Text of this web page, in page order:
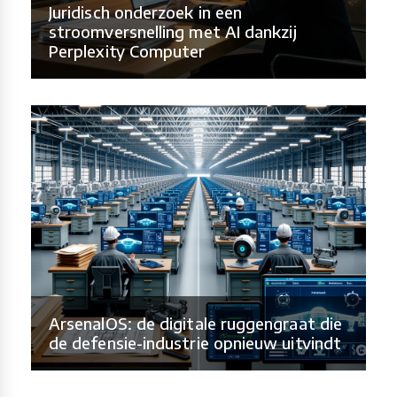
Juridisch onderzoek in een
stroomversnelling met AI dankzij
Perplexity Computer
ArsenalOS: de digitale ruggengraat die
de defensie-industrie opnieuw uitvindt